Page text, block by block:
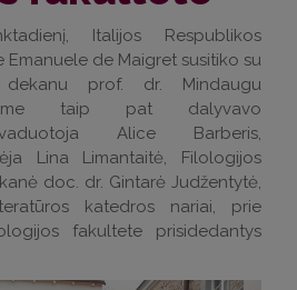
Italijos Respublikos
de Maigret susitiko su
prof. dr. Mindaugu
taip pat dalyvavo
Alice Barberis,
Lina Limantaitė, Filologijos
doc. dr. Gintarė Judžentytė,
katedros nariai, prie
fakultete prisidedantys